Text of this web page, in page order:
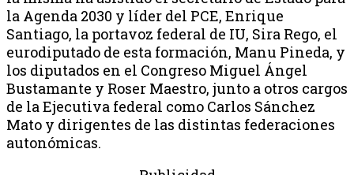
la Agenda 2030 y líder del PCE, Enrique
Santiago, la portavoz federal de IU, Sira Rego, el
eurodiputado de esta formación, Manu Pineda, y
los diputados en el Congreso Miguel Ángel
Bustamante y Roser Maestro, junto a otros cargos
de la Ejecutiva federal como Carlos Sánchez
Mato y dirigentes de las distintas federaciones
autonómicas.